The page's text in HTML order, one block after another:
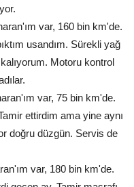
var, 160 bin km'de.
usandım. Sürekli yağ
Motoru kontrol
var, 75 bin km'de.
ettirdim ama yine aynı
doğru düzgün. Servis de
var, 180 bin km'de.